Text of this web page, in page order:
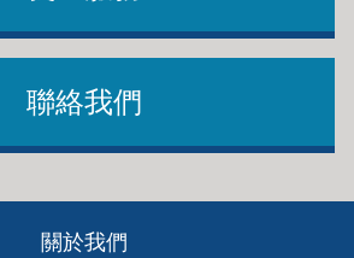
聯絡我們
關於我們